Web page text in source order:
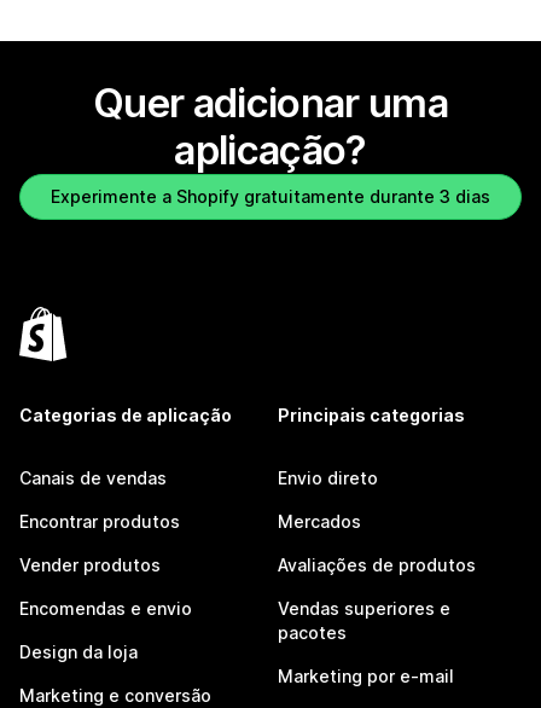
Quer adicionar uma
aplicação?
Experimente a Shopify gratuitamente durante 3 dias
Categorias de aplicação
Canais de vendas
Encontrar produtos
Vender produtos
Encomendas e envio
Design da loja
Marketing e conversão
Principais categorias
Envio direto
Mercados
Avaliações de produtos
Vendas superiores e
pacotes
Marketing por e-mail